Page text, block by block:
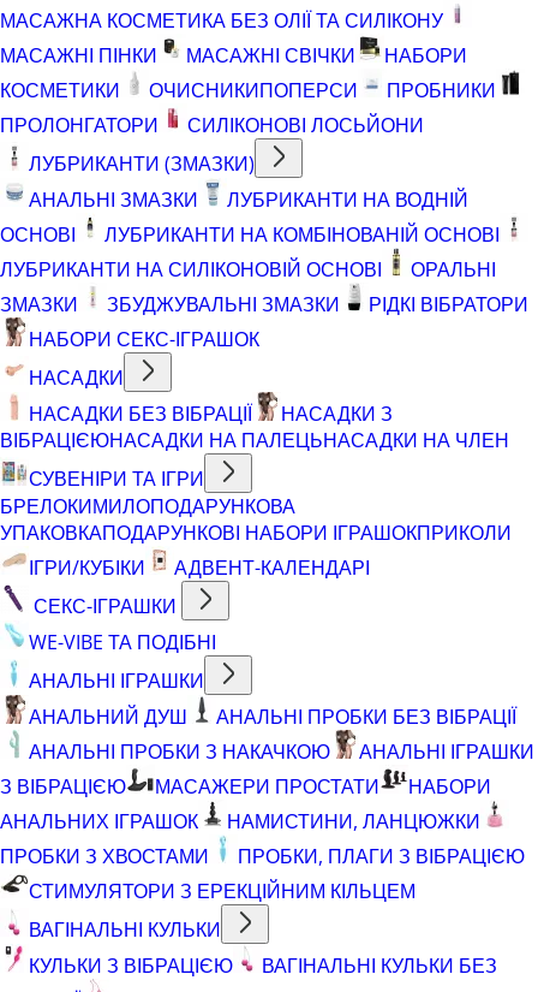
МАСАЖНА КОСМЕТИКА БЕЗ ОЛІЇ ТА СИЛІКОНУ
МАСАЖНІ ПІНКИ
МАСАЖНІ СВІЧКИ
НАБОРИ
КОСМЕТИКИ
ОЧИСНИКИПОПЕРСИ
ПРОБНИКИ
ПРОЛОНГАТОРИ
СИЛІКОНОВІ ЛОСЬЙОНИ
ЛУБРИКАНТИ (ЗМАЗКИ)
АНАЛЬНІ ЗМАЗКИ
ЛУБРИКАНТИ НА ВОДНІЙ
ОСНОВІ
ЛУБРИКАНТИ НА КОМБІНОВАНІЙ ОСНОВІ
ЛУБРИКАНТИ НА СИЛІКОНОВІЙ ОСНОВІ
ОРАЛЬНІ
ЗМАЗКИ
ЗБУДЖУВАЛЬНІ ЗМАЗКИ
РІДКІ ВІБРАТОРИ
НАБОРИ СЕКС-ІГРАШОК
НАСАДКИ
НАСАДКИ БЕЗ ВІБРАЦІЇ
НАСАДКИ З
ВІБРАЦІЄЮНАСАДКИ НА ПАЛЕЦЬНАСАДКИ НА ЧЛЕН
СУВЕНІРИ ТА ІГРИ
БРЕЛОКИМИЛОПОДАРУНКОВА
УПАКОВКАПОДАРУНКОВІ НАБОРИ ІГРАШОКПРИКОЛИ
ІГРИ/КУБІКИ
АДВЕНТ-КАЛЕНДАРІ
СЕКС-ІГРАШКИ
WE-VIBE ТА ПОДІБНІ
АНАЛЬНІ ІГРАШКИ
АНАЛЬНИЙ ДУШ
АНАЛЬНІ ПРОБКИ БЕЗ ВІБРАЦІЇ
АНАЛЬНІ ПРОБКИ З НАКАЧКОЮ
АНАЛЬНІ ІГРАШКИ
З ВІБРАЦІЄЮ
МАСАЖЕРИ ПРОСТАТИ
НАБОРИ
АНАЛЬНИХ ІГРАШОК
НАМИСТИНИ, ЛАНЦЮЖКИ
ПРОБКИ З ХВОСТАМИ
ПРОБКИ, ПЛАГИ З ВІБРАЦІЄЮ
СТИМУЛЯТОРИ З ЕРЕКЦІЙНИМ КІЛЬЦЕМ
ВАГІНАЛЬНІ КУЛЬКИ
КУЛЬКИ З ВІБРАЦІЄЮ
ВАГІНАЛЬНІ КУЛЬКИ БЕЗ